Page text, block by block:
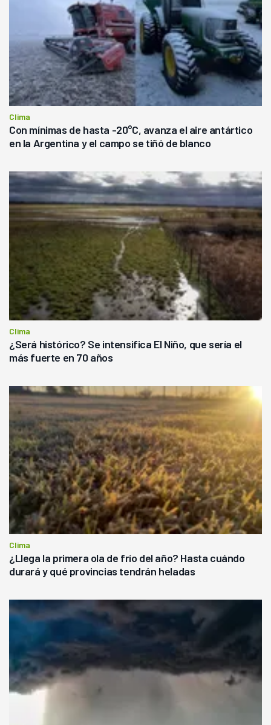
Clima
Con mínimas de hasta -20°C, avanza el aire antártico
en la Argentina y el campo se tiñó de blanco
Clima
¿Será histórico? Se intensifica El Niño, que sería el
más fuerte en 70 años
Clima
¿Llega la primera ola de frío del año? Hasta cuándo
durará y qué provincias tendrán heladas